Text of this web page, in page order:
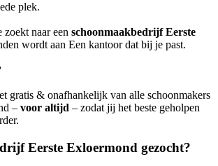
plek.
naar een schoonmaakbedrijf Eerste
wordt aan Een kantoor dat bij je past.
gratis & onafhankelijk van alle schoonmakers
– voor altijd – zodat jij het beste geholpen
Eerste Exloermond gezocht?